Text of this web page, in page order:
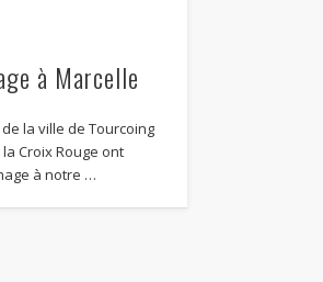
à Marcelle
de la ville de Tourcoing
la Croix Rouge ont
à notre …